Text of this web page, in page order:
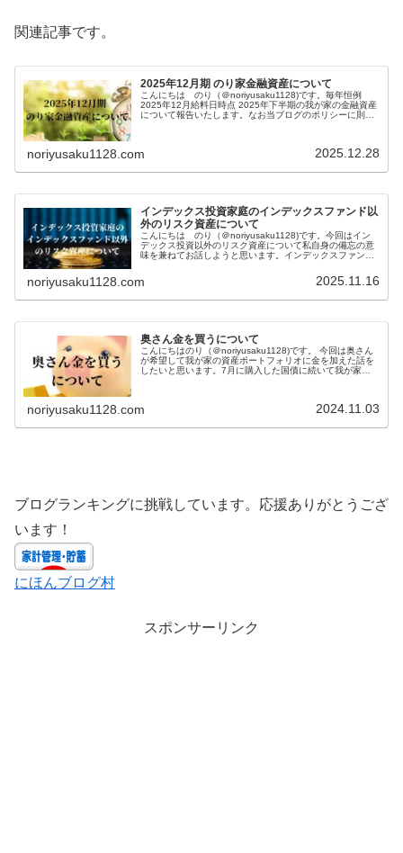
関連記事です。
2025年12月期 のり家金融資産について
こんにちは のり（＠noriyusaku1128)です。毎年恒例
2025年12月給料日時点 2025年下半期の我が家の金融資産
について報告いたします。なお当ブログのポリシーに則り
noriyusaku1128.com 2025.12.28
インデックス投資家庭のインデックスファンド以
外のリスク資産について
こんにちは のり（＠noriyusaku1128)です。今回はイン
デックス投資以外のリスク資産について私自身の備忘の意
味を兼ねてお話しようと思います。インデックスファンド
noriyusaku1128.com 2025.11.16
奥さん金を買うについて
こんにちはのり（＠noriyusaku1128)です。 今回は奥さん
が希望して我が家の資産ポートフォリオに金を加えた話を
したいと思います。7月に購入した国債に続いて我が家の
noriyusaku1128.com 2024.11.03
ブログランキングに挑戦しています。応援ありがとうござ
います！
にほんブログ村
スポンサーリンク